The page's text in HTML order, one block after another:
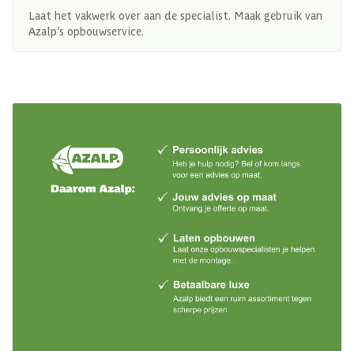
Laat het vakwerk over aan de specialist. Maak gebruik van
Azalp’s opbouwservice.